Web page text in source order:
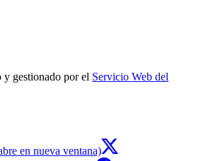
gestionado por el Servicio Web del
en nueva ventana)